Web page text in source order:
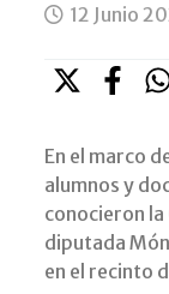
12 Junio
En el marco
alumnos y
conocieron la
diputada
en el recinto